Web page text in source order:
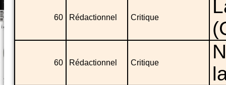
60 Rédactionnel Critique
60 Rédactionnel Critique